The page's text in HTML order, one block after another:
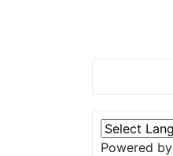
Powered by